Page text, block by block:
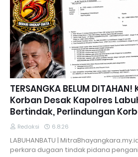
TERSANGKA BELUM
Korban Desak Kapolres
Bertindak, Perlindungan
Redaksi 6.8.26
LABUHANBATU |
perkara dugaan tindak pidana